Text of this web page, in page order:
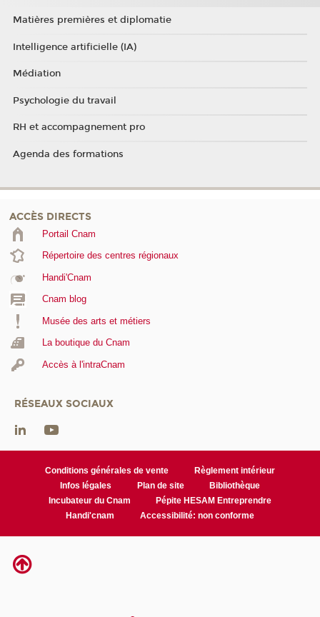
Matières premières et diplomatie
Intelligence artificielle (IA)
Médiation
Psychologie du travail
RH et accompagnement pro
Agenda des formations
ACCÈS DIRECTS
Portail Cnam
Répertoire des centres régionaux
Handi'Cnam
Cnam blog
Musée des arts et métiers
La boutique du Cnam
Accès à l'intraCnam
RÉSEAUX SOCIAUX
Conditions générales de vente
Règlement intérieur
Infos légales
Plan de site
Bibliothèque
Incubateur du Cnam
Pépite HESAM Entreprendre
Handi'cnam
Accessibilité: non conforme